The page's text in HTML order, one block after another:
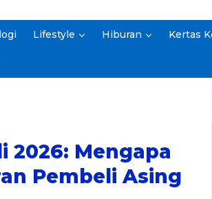
Lifestyle Hiburan Kertas
2026: Mengapa
Pembeli Asing